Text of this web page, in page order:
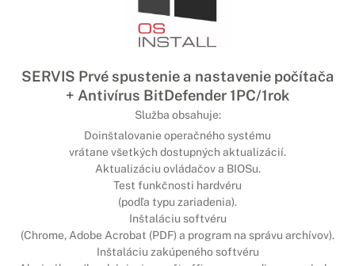
SERVIS Prvé spustenie a nastavenie počítača
+ Antivírus BitDefender 1PC/1rok
Služba obsahuje:
Doinštalovanie operačného systému
vrátane všetkých dostupných aktualizácií.
Aktualizáciu ovládačov a BIOSu.
Test funkčnosti hardvéru
(podľa typu zariadenia).
Inštaláciu softvéru
(Chrome, Adobe Acrobat (PDF) a program na správu archívov).
Inštaláciu zakúpeného softvéru